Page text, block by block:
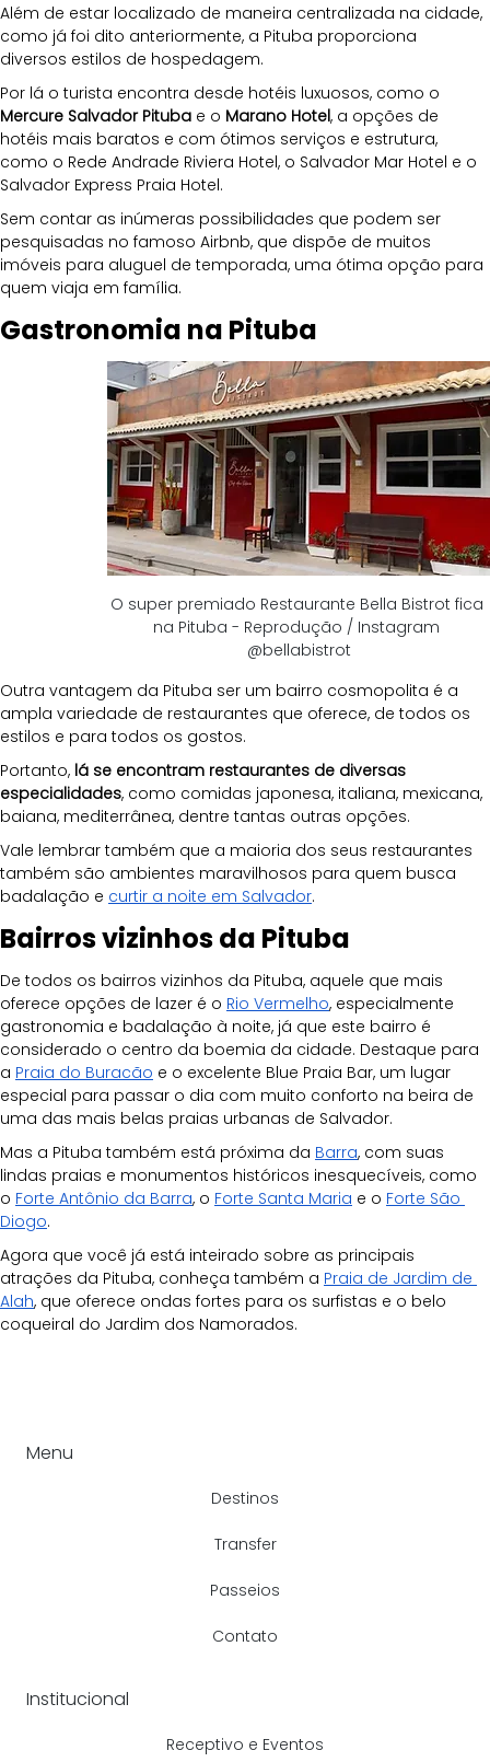
Além de estar localizado de maneira centralizada na cidade,
como já foi dito anteriormente, a Pituba proporciona
diversos estilos de hospedagem.
Por lá o turista encontra desde hotéis luxuosos, como o
Mercure Salvador Pituba e o Marano Hotel, a opções de
hotéis mais baratos e com ótimos serviços e estrutura,
como o Rede Andrade Riviera Hotel, o Salvador Mar Hotel e o
Salvador Express Praia Hotel.
Sem contar as inúmeras possibilidades que podem ser
pesquisadas no famoso Airbnb, que dispõe de muitos
imóveis para aluguel de temporada, uma ótima opção para
quem viaja em família.
Gastronomia na Pituba
O super premiado Restaurante Bella Bistrot fica
na Pituba - Reprodução / Instagram
@bellabistrot
Outra vantagem da Pituba ser um bairro cosmopolita é a
ampla variedade de restaurantes que oferece, de todos os
estilos e para todos os gostos.
Portanto, lá se encontram restaurantes de diversas
especialidades, como comidas japonesa, italiana, mexicana,
baiana, mediterrânea, dentre tantas outras opções.
Vale lembrar também que a maioria dos seus restaurantes
também são ambientes maravilhosos para quem busca
badalação e curtir a noite em Salvador.
Bairros vizinhos da Pituba
De todos os bairros vizinhos da Pituba, aquele que mais
oferece opções de lazer é o Rio Vermelho, especialmente
gastronomia e badalação à noite, já que este bairro é
considerado o centro da boemia da cidade. Destaque para
a Praia do Buracão e o excelente Blue Praia Bar, um lugar
especial para passar o dia com muito conforto na beira de
uma das mais belas praias urbanas de Salvador.
Mas a Pituba também está próxima da Barra, com suas
lindas praias e monumentos históricos inesquecíveis, como
o Forte Antônio da Barra, o Forte Santa Maria e o Forte São
Diogo.
Agora que você já está inteirado sobre as principais
atrações da Pituba, conheça também a Praia de Jardim de
Alah, que oferece ondas fortes para os surfistas e o belo
coqueiral do Jardim dos Namorados.
Institucional
Receptivo e Eventos
Menu
Destinos
Transfer
Passeios
Contato